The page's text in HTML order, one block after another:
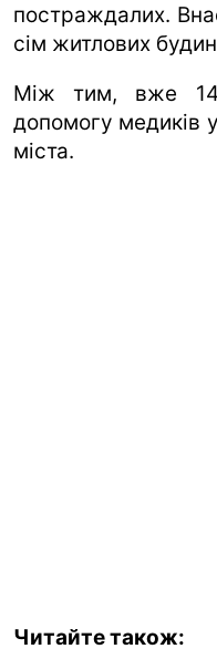
постраждалих.
сім житлових
Між тим, вже 14
допомогу медиків
міста.
Читайте також: